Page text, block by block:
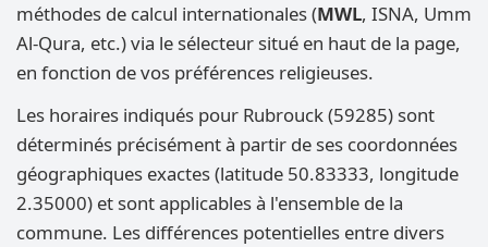
méthodes de calcul internationales (MWL, ISNA, Umm
Al-Qura, etc.) via le sélecteur situé en haut de la page,
en fonction de vos préférences religieuses.
Les horaires indiqués pour Rubrouck (59285) sont
déterminés précisément à partir de ses coordonnées
géographiques exactes (latitude 50.83333, longitude
2.35000) et sont applicables à l'ensemble de la
commune. Les différences potentielles entre divers